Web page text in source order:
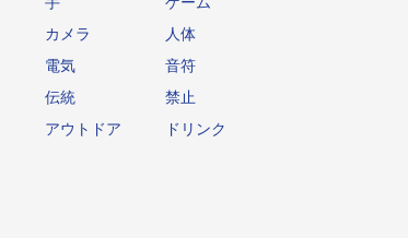
カメラ
人体
電気
音符
伝統
禁止
アウトドア ドリンク